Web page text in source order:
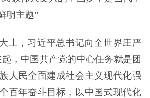
明主题”
上，习近平总书记向全世界庄严
，中国共产党的中心任务就是团
人民全面建成社会主义现代化强
百年奋斗目标，以中国式现代化